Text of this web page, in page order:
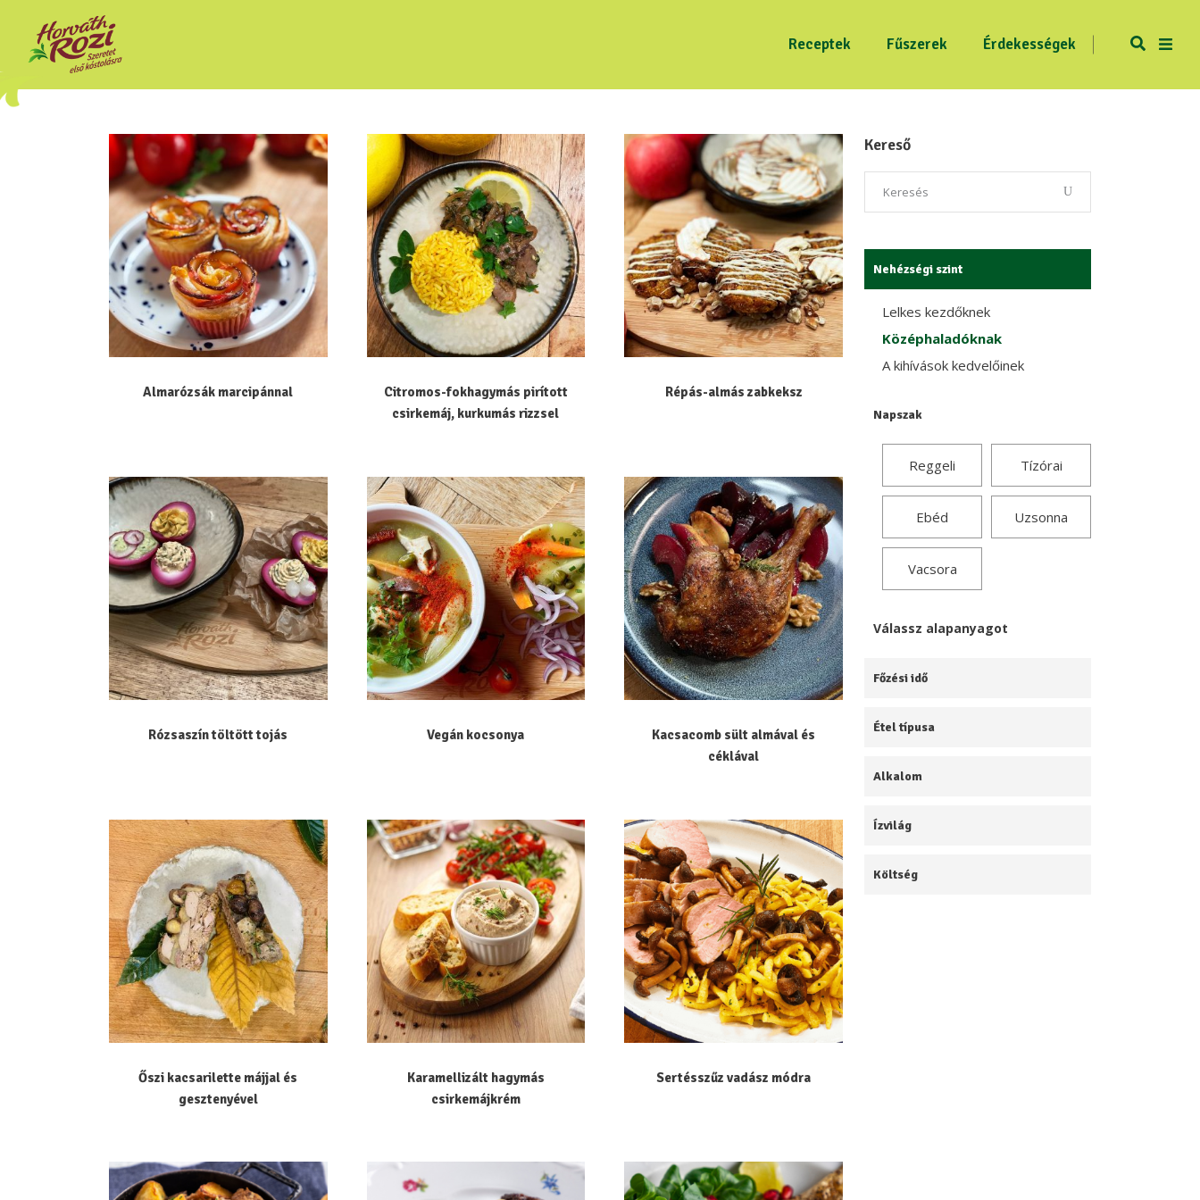
Receptek Fűszerek Érdekességek
Almarózsák marcipánnal
Citromos-fokhagymás pirított
csirkemáj, kurkumás rizzsel
Répás-almás zabkeksz
Rózsaszín töltött tojás Vegán kocsonya
Kacsacomb sült almával és
céklával
Őszi kacsarilette májjal és
gesztenyével
Karamellizált hagymás
csirkemájkrém
Sertésszűz vadász módra
Kereső
Nehézségi szint
Lelkes kezdőknek
Középhaladóknak
A kihívások kedvelőinek
Napszak
Reggeli Tízórai
Ebéd Uzsonna
Vacsora
Válassz alapanyagot
Főzési idő
Étel típusa
Alkalom
Ízvilág
Költség